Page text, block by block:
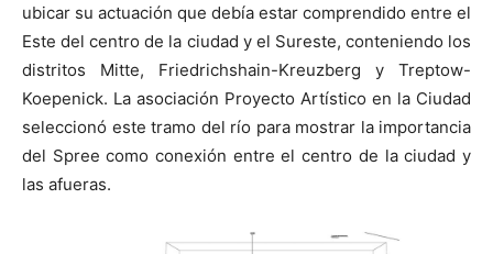
ubicar su actuación que debía estar comprendido entre el
Este del centro de la ciudad y el Sureste, conteniendo los
distritos Mitte, Friedrichshain-Kreuzberg y Treptow-
Koepenick. La asociación Proyecto Artístico en la Ciudad
seleccionó este tramo del río para mostrar la importancia
del Spree como conexión entre el centro de la ciudad y
las afueras.